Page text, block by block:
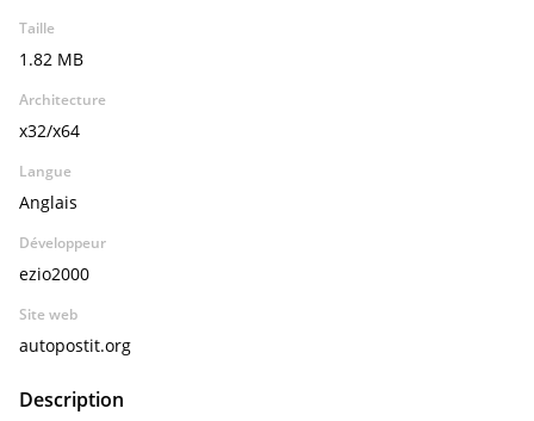
Taille
1.82 MB
Architecture
x32/x64
Langue
Anglais
Développeur
ezio2000
Site web
autopostit.org
Description